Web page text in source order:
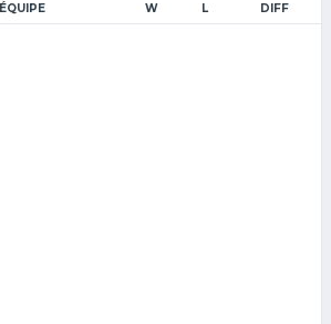
ÉQUIPE W L DIFF